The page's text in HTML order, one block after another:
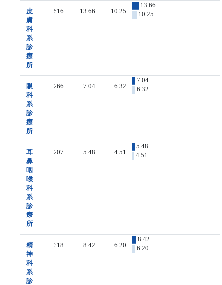
皮
膚
科
系
診
療
所
516 13.66 10.25
13.66
10.25
眼
科
系
診
療
所
266 7.04 6.32
7.04
6.32
耳
鼻
咽
喉
科
系
診
療
所
207 5.48 4.51
5.48
4.51
精
神
科
系
診
318 8.42 6.20
8.42
6.20